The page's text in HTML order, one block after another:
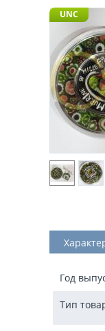
UNC
Год
Тип